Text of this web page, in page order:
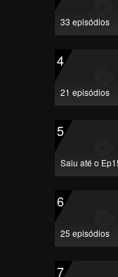
33 episódios
4
21 episódios
5
Saiu até o
6
25 episódios
7